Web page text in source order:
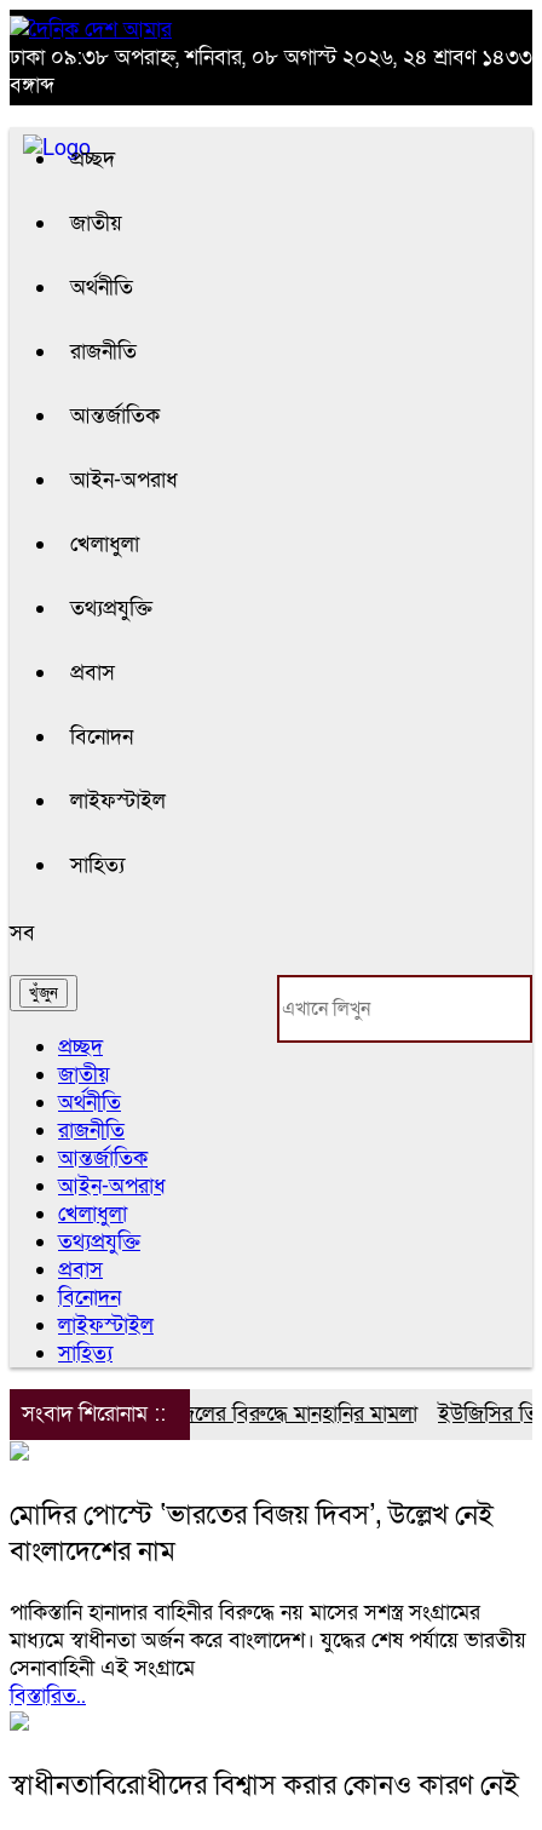
ঢাকা ০৯:৩৮ অপরাহ্ন, শনিবার, ০৮ অগাস্ট ২০২৬, ২৪ শ্রাবণ ১৪৩৩
বঙ্গাব্দ
প্রচ্ছদ
জাতীয়
অর্থনীতি
রাজনীতি
আন্তর্জাতিক
আইন-অপরাধ
খেলাধুলা
তথ্যপ্রযুক্তি
প্রবাস
বিনোদন
লাইফস্টাইল
সাহিত্য
সব
প্রচ্ছদ
জাতীয়
অর্থনীতি
রাজনীতি
আন্তর্জাতিক
আইন-অপরাধ
খেলাধুলা
তথ্যপ্রযুক্তি
প্রবাস
বিনোদন
লাইফস্টাইল
সাহিত্য
সংবাদ শিরোনাম ::ডিপজলের বিরুদ্ধে মানহানির মামলা ইউজিসির তিন
মোদির পোস্টে ‘ভারতের বিজয় দিবস’, উল্লেখ নেই
বাংলাদেশের নাম
পাকিস্তানি হানাদার বাহিনীর বিরুদ্ধে নয় মাসের সশস্ত্র সংগ্রামের
মাধ্যমে স্বাধীনতা অর্জন করে বাংলাদেশ। যুদ্ধের শেষ পর্যায়ে ভারতীয়
সেনাবাহিনী এই সংগ্রামে
বিস্তারিত..
স্বাধীনতাবিরোধীদের বিশ্বাস করার কোনও কারণ নেই